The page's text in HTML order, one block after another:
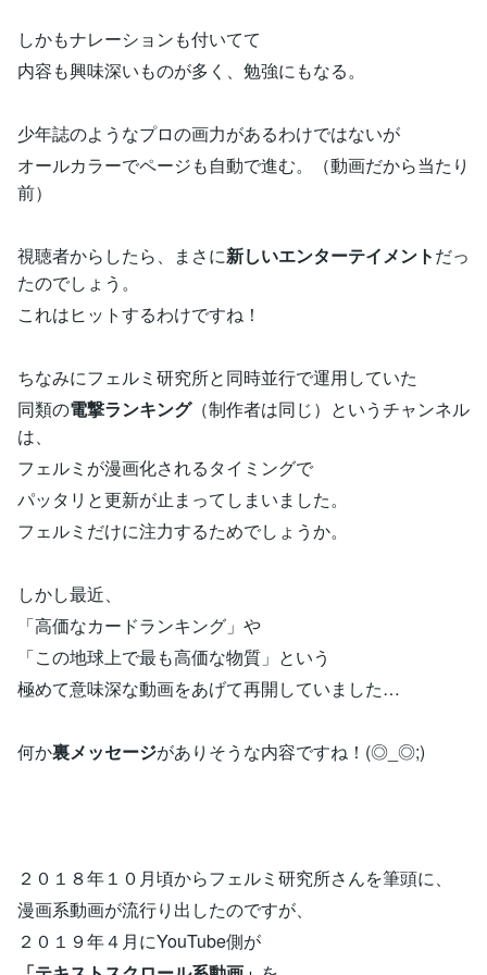
しかもナレーションも付いてて
内容も興味深いものが多く、勉強にもなる。
少年誌のようなプロの画力があるわけではないが
オールカラーでページも自動で進む。（動画だから当たり
前）
視聴者からしたら、まさに新しいエンターテイメントだっ
たのでしょう。
これはヒットするわけですね！
ちなみにフェルミ研究所と同時並行で運用していた
同類の電撃ランキング（制作者は同じ）というチャンネル
は、
フェルミが漫画化されるタイミングで
パッタリと更新が止まってしまいました。
フェルミだけに注力するためでしょうか。
しかし最近、
「高価なカードランキング」や
「この地球上で最も高価な物質」という
極めて意味深な動画をあげて再開していました…
何か裏メッセージがありそうな内容ですね！(◎_◎;)
２０１８年１０月頃からフェルミ研究所さんを筆頭に、
漫画系動画が流行り出したのですが、
２０１９年４月にYouTube側が